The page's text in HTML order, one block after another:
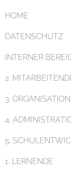
HOME
DATENSCHUTZ
INTERNER
2.
3. ORGANISATION
4.
5.
1. LERNENDE